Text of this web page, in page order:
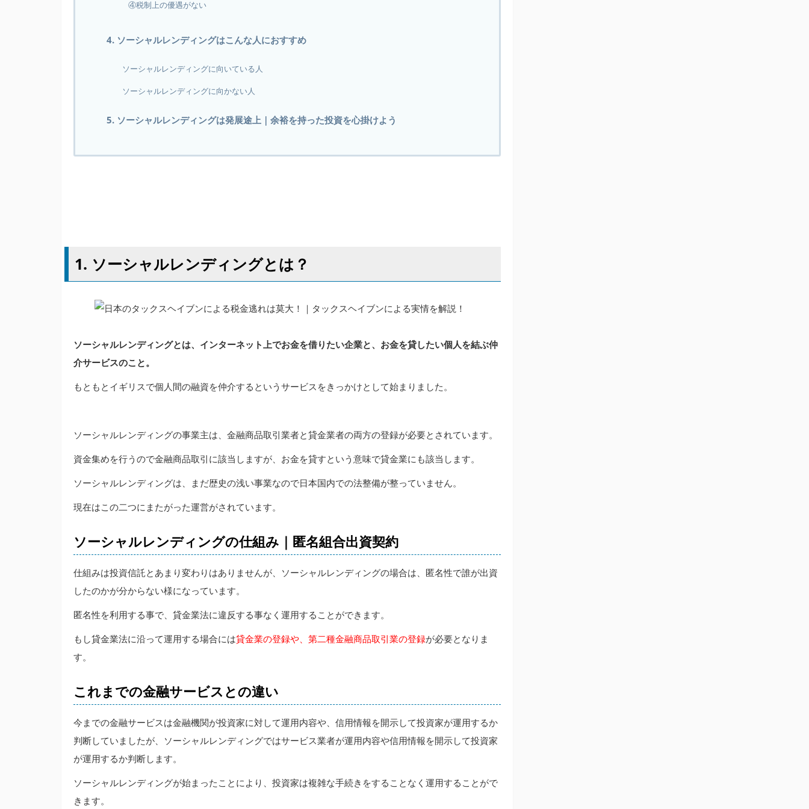
④税制上の優遇がない
4. ソーシャルレンディングはこんな人におすすめ
ソーシャルレンディングに向いている人
ソーシャルレンディングに向かない人
5. ソーシャルレンディングは発展途上｜余裕を持った投資を心掛けよう
1. ソーシャルレンディングとは？
ソーシャルレンディングとは、インターネット上でお金を借りたい企業と、お金を貸したい個人を結ぶ仲
介サービスのこと。
もともとイギリスで個人間の融資を仲介するというサービスをきっかけとして始まりました。
ソーシャルレンディングの事業主は、金融商品取引業者と貸金業者の両方の登録が必要とされています。
資金集めを行うので金融商品取引に該当しますが、お金を貸すという意味で貸金業にも該当します。
ソーシャルレンディングは、まだ歴史の浅い事業なので日本国内での法整備が整っていません。
現在はこの二つにまたがった運営がされています。
ソーシャルレンディングの仕組み｜匿名組合出資契約
仕組みは投資信託とあまり変わりはありませんが、ソーシャルレンディングの場合は、匿名性で誰が出資
したのかが分からない様になっています。
匿名性を利用する事で、貸金業法に違反する事なく運用することができます。
もし貸金業法に沿って運用する場合には貸金業の登録や、第二種金融商品取引業の登録が必要となりま
す。
これまでの金融サービスとの違い
今までの金融サービスは金融機関が投資家に対して運用内容や、信用情報を開示して投資家が運用するか
判断していましたが、ソーシャルレンディングではサービス業者が運用内容や信用情報を開示して投資家
が運用するか判断します。
ソーシャルレンディングが始まったことにより、投資家は複雑な手続きをすることなく運用することがで
きます。